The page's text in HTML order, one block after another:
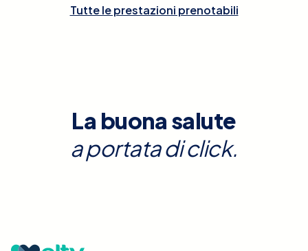
Tutte le prestazioni prenotabili
La buona salute
a portata di click.